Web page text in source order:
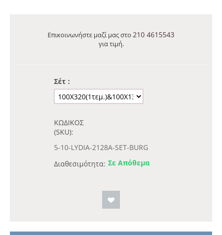
Επικοινωνήστε μαζί μας στο 210 4615543
για τιμή.
Σέτ :
ΚΩΔΙΚΟΣ
(SKU):
5-10-LYDIA-2128A-SET-BURG
Διαθεσιμότητα: Σε Απόθεμα